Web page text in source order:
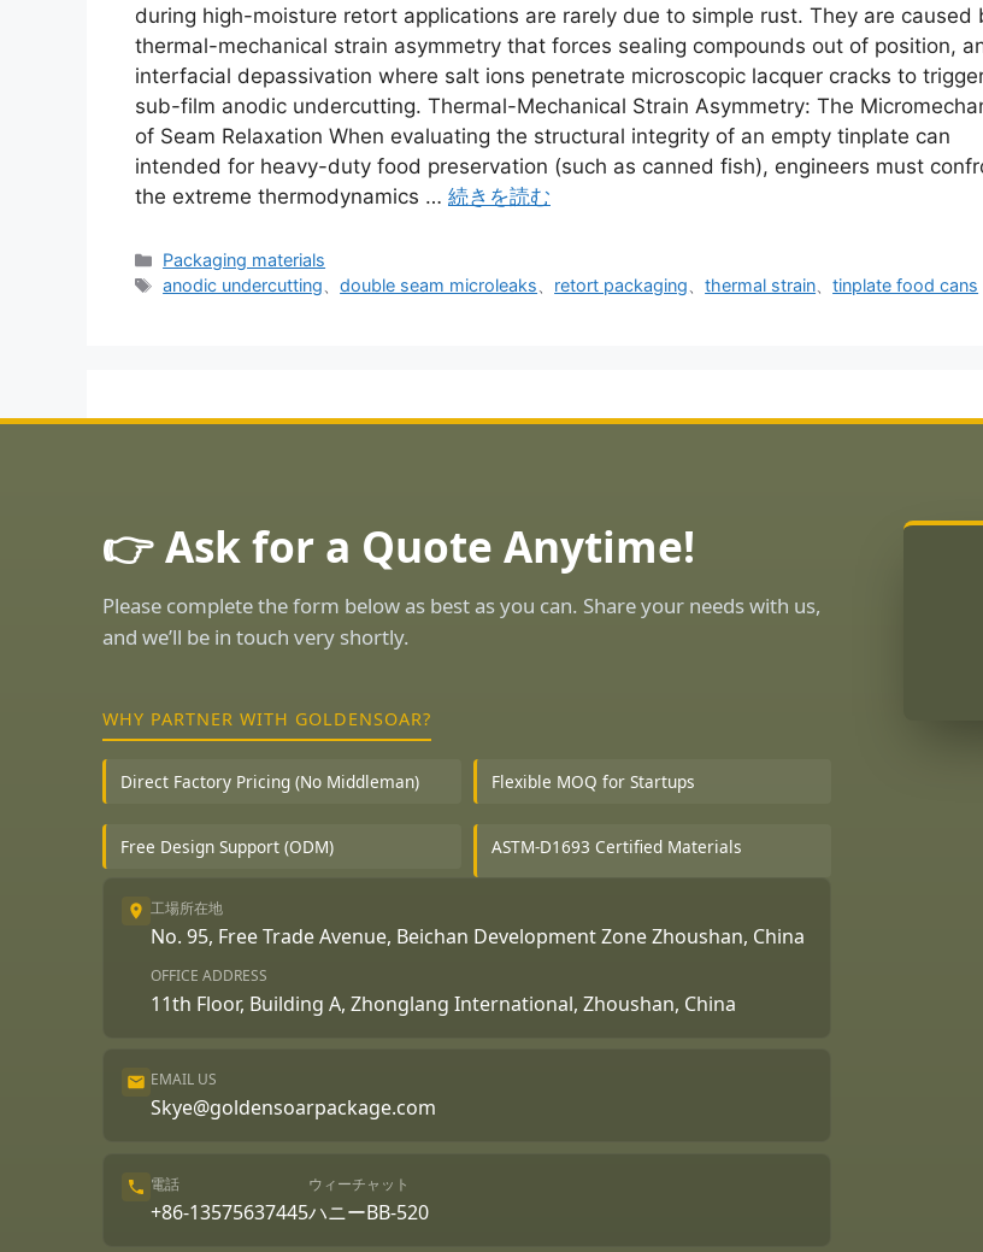
during high-moisture retort applications are rarely due to simple rust. They are caused
thermal-mechanical strain asymmetry that forces sealing compounds out of position,
interfacial depassivation where salt ions penetrate microscopic lacquer cracks to
sub-film anodic undercutting. Thermal-Mechanical Strain Asymmetry: The
of Seam Relaxation When evaluating the structural integrity of an empty tinplate can
intended for heavy-duty food preservation (such as canned fish), engineers must
the extreme thermodynamics … 続きを読む
カ
テ
Packaging materials
タ
anodic undercutting 、double seam microleaks retort packaging 、thermal strain 、tinplate food cans
👉 Ask for a Quote Anytime!
Please complete the form below as best as you can. Share your needs with us,
and we’ll be in touch very shortly.
WHY PARTNER WITH GOLDENSOAR?
Direct Factory Pricing (No Middleman) Flexible MOQ for Startups
Free Design Support (ODM) ASTM-D1693 Certified Materials
工場所在地
No. 95, Free Trade Avenue, Beichan Development Zone Zhoushan, China
OFFICE ADDRESS
11th Floor, Building A, Zhonglang International, Zhoushan, China
EMAIL US
Skye@goldensoarpackage.com
電話
+86-13575637445
ウィーチャット
ハニーBB-520 العربية